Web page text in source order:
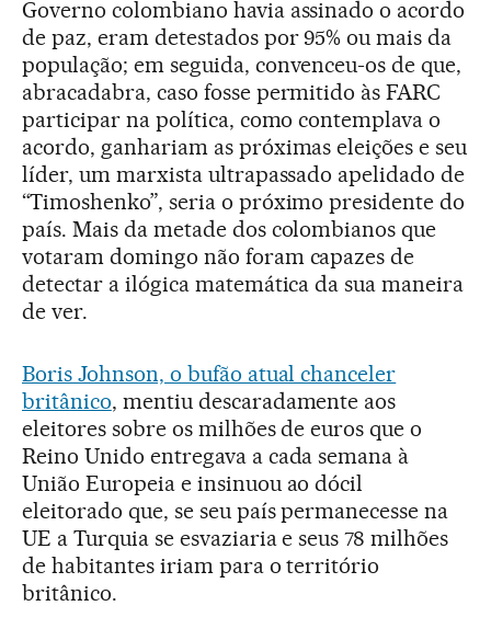
Governo colombiano havia assinado o acordo
de paz, eram detestados por 95% ou mais da
população; em seguida, convenceu-os de que,
abracadabra, caso fosse permitido às FARC
participar na política, como contemplava o
acordo, ganhariam as próximas eleições e seu
líder, um marxista ultrapassado apelidado de
“Timoshenko”, seria o próximo presidente do
país. Mais da metade dos colombianos que
votaram domingo não foram capazes de
detectar a ilógica matemática da sua maneira
de ver.
Boris Johnson, o bufão atual chanceler
britânico, mentiu descaradamente aos
eleitores sobre os milhões de euros que o
Reino Unido entregava a cada semana à
União Europeia e insinuou ao dócil
eleitorado que, se seu país permanecesse na
UE a Turquia se esvaziaria e seus 78 milhões
de habitantes iriam para o território
britânico.